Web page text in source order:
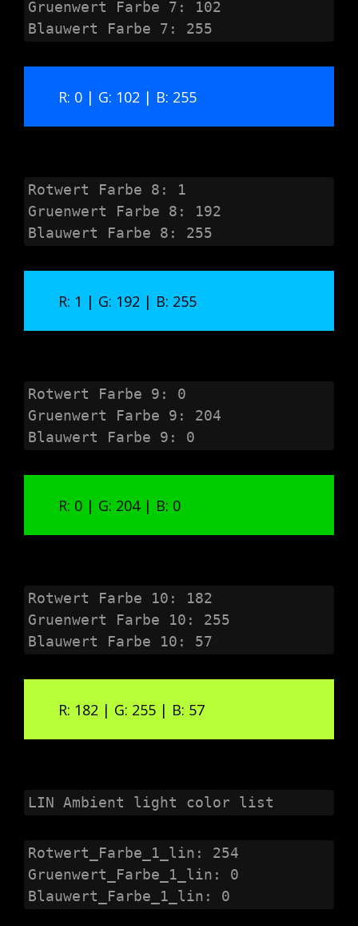
Gruenwert Farbe 7: 102
Blauwert Farbe 7: 255
R: 0 | G: 102 | B: 255
Rotwert Farbe 8: 1
Gruenwert Farbe 8: 192
Blauwert Farbe 8: 255
R: 1 | G: 192 | B: 255
Rotwert Farbe 9: 0
Gruenwert Farbe 9: 204
Blauwert Farbe 9: 0
R: 0 | G: 204 | B: 0
Rotwert Farbe 10: 182
Gruenwert Farbe 10: 255
Blauwert Farbe 10: 57
R: 182 | G: 255 | B: 57
LIN Ambient light color list
Rotwert_Farbe_1_lin: 254
Gruenwert_Farbe_1_lin: 0
Blauwert_Farbe_1_lin: 0